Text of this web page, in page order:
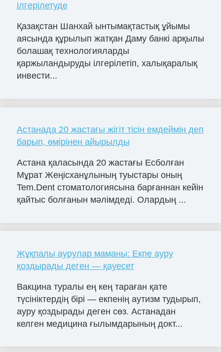
ілгерілетуде
Қазақстан Шанхай ынтымақтастық ұйымы
аясында құрылып жатқан Даму банкі арқылы
болашақ технологияларды
қаржыландыруды ілгерілетіп, халықаралық
инвести...
Астанада 20 жастағы жігіт тісін емдеймін деп
барып, өмірінен айырылды
Астана қаласында 20 жастағы Есболған
Мұрат Жеңісханұлының туыстары оның
Tem.Dent стоматологиясына барғаннан кейін
қайтыс болғанын мәлімдеді. Олардың ...
Жұқпалы аурулар маманы: Екпе ауру
қоздырады деген — қауесет
Вакцина туралы ең кең тараған қате
түсініктердің бірі — екпенің аутизм тудырып,
ауру қоздырады деген сөз. Астанадан
келген медицина ғылымдарының докт...